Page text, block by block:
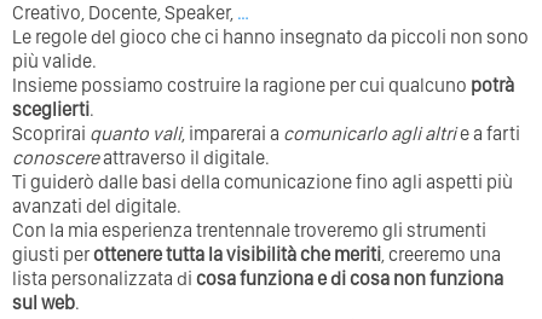
Creativo, Docente, Speaker, …
Le regole del gioco che ci hanno insegnato da piccoli non sono
più valide.
Insieme possiamo costruire la ragione per cui qualcuno potrà
sceglierti.
Scoprirai quanto vali, imparerai a comunicarlo agli altrie a farti
conoscereattraverso il digitale.
Ti guiderò dalle basi della comunicazione fino agli aspetti più
avanzati del digitale.
Con la mia esperienza trentennale troveremo gli strumenti
giusti perottenere tutta la visibilità che meriti, creeremo una
lista personalizzata di cosa funziona e di cosa non funziona
sul web.